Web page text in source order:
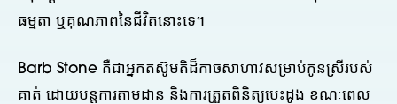
ធម្មតា ឬគុណភាពនៃជីវិតនោះទេ។
Barb Stone គឺជាអ្នកតស៊ូមតិដ៏កាចសាហាវសម្រាប់កូនស្រីរបស់
គាត់ ដោយបន្តការតាមដាន និងការត្រួតពិនិត្យបេះដូង ខណៈពេល